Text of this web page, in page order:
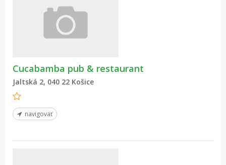
Cucabamba pub & restaurant
Jaltská 2, 040 22 Košice
navigovať